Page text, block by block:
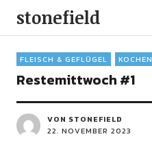
stonefield
FLEISCH & GEFLÜGEL KOCHEN
Restemittwoch #1
VON STONEFIELD
22. NOVEMBER 2023